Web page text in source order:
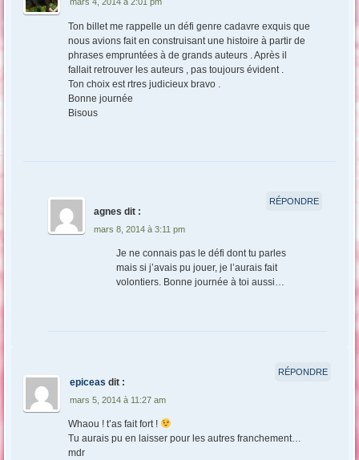
Ton billet me rappelle un défi genre cadavre exquis que
nous avions fait en construisant une histoire à partir de
phrases empruntées à de grands auteurs . Après il
fallait retrouver les auteurs , pas toujours évident .
Ton choix est rtres judicieux bravo .
Bonne journée
Bisous
agnes dit :
mars 8, 2014 à 3:11 pm
Je ne connais pas le défi dont tu parles
mais si j’avais pu jouer, je l’aurais fait
volontiers. Bonne journée à toi aussi…
RÉPONDRE
epiceas dit :
mars 5, 2014 à 11:27 am
Whaou ! t’as fait fort !
Tu aurais pu en laisser pour les autres franchement…
mdr
RÉPONDRE